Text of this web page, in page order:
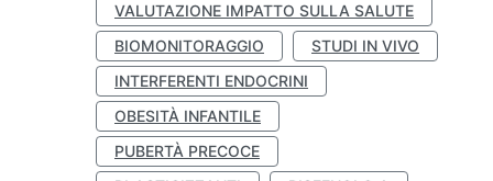
VALUTAZIONE IMPATTO SULLA SALUTE
BIOMONITORAGGIO
STUDI IN VIVO
INTERFERENTI ENDOCRINI
OBESITÀ INFANTILE
PUBERTÀ PRECOCE